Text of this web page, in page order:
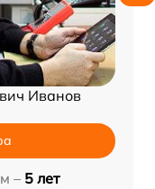
Иванов
– 5 лет